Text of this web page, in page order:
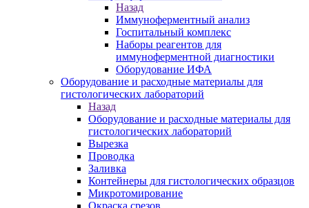
Назад
Иммуноферментный анализ
Госпитальный комплекс
Наборы реагентов для
иммуноферментной диагностики
Оборудование ИФА
Оборудование и расходные материалы для
гистологических лабораторий
Назад
Оборудование и расходные материалы для
гистологических лабораторий
Вырезка
Проводка
Заливка
Контейнеры для гистологических образцов
Микротомирование
Окраска срезов